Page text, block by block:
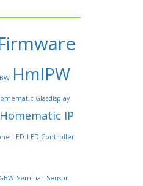
HmIPW
Glasdisplay
Homematic IP
LED LED-Controller
Seminar Sensor